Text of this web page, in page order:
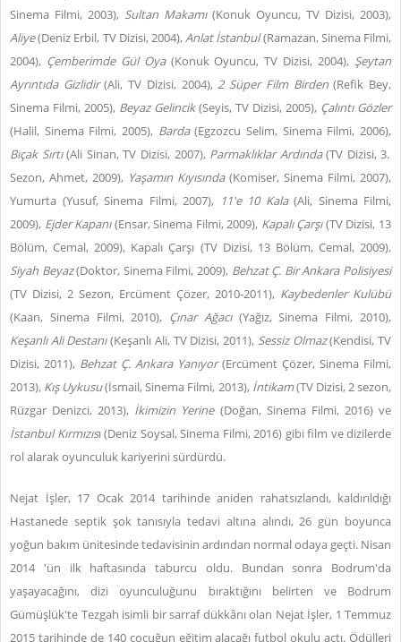
Sinema Filmi, 2003), Sultan Makamı (Konuk Oyuncu, TV Dizisi, 2003),
Aliye(Deniz Erbil, TV Dizisi, 2004),Anlat İstanbul(Ramazan, Sinema Filmi,
2004), Çemberimde Gül Oya(Konuk Oyuncu, TV Dizisi, 2004), Şeytan
Ayrıntıda Gizlidir(Ali, TV Dizisi, 2004),2 Süper Film Birden(Refik Bey,
Sinema Filmi, 2005), Beyaz Gelincik(Seyis, TV Dizisi, 2005), Çalıntı Gözler
(Halil, Sinema Filmi, 2005), Barda(Egzozcu Selim, Sinema Filmi, 2006),
Bıçak Sırtı(Ali Sinan, TV Dizisi, 2007), Parmaklıklar Ardında(TV Dizisi, 3.
Sezon, Ahmet, 2009), Yaşamın Kıyısında (Komiser, Sinema Filmi, 2007),
Yumurta (Yusuf, Sinema Filmi, 2007), 11'e 10 Kala(Ali, Sinema Filmi,
2009), Ejder Kapanı(Ensar, Sinema Filmi, 2009), Kapalı Çarşı(TV Dizisi, 13
Bölüm, Cemal, 2009), Kapalı Çarşı (TV Dizisi, 13 Bölüm, Cemal, 2009),
Siyah Beyaz(Doktor, Sinema Filmi, 2009), Behzat Ç. Bir Ankara Polisiyesi
(TV Dizisi, 2 Sezon, Ercüment Çözer, 2010-2011), Kaybedenler Kulübü
(Kaan, Sinema Filmi, 2010), Çınar Ağacı(Yağız, Sinema Filmi, 2010),
Keşanlı Ali Destanı(Keşanlı Ali, TV Dizisi, 2011), Sessiz Olmaz(Kendisi, TV
Dizisi, 2011), Behzat Ç. Ankara Yanıyor(Ercüment Çözer, Sinema Filmi,
2013), Kış Uykusu(İsmail, Sinema Filmi, 2013), İntikam(TV Dizisi, 2 sezon,
Rüzgar Denizci, 2013), İkimizin Yerine (Doğan, Sinema Filmi, 2016) ve
İstanbul Kırmızısı (Deniz Soysal, Sinema Filmi, 2016) gibi film ve dizilerde
rol alarak oyunculuk kariyerini sürdürdü.
Nejat İşler, 17 Ocak 2014 tarihinde aniden rahatsızlandı, kaldırıldığı
Hastanede septik şok tanısıyla tedavi altına alındı, 26 gün boyunca
yoğun bakım ünitesinde tedavisinin ardından normal odaya geçti. Nisan
2014 'ün ilk haftasında taburcu oldu. Bundan sonra Bodrum'da
yaşayacağını, dizi oyunculuğunu bıraktığını belirten ve Bodrum
Gümüşlük'te Tezgah isimli bir sarraf dükkânı olan Nejat İşler, 1 Temmuz
2015 tarihinde de 140 çocuğun eğitim alacağı futbol okulu açtı. Ödülleri